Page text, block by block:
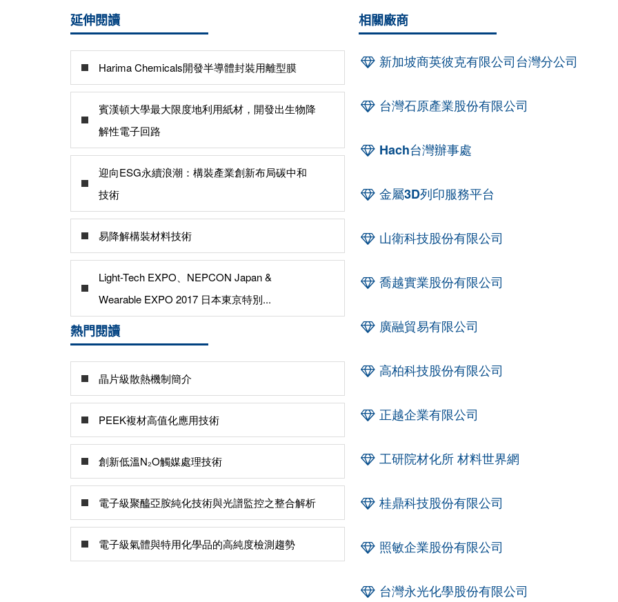
延伸閱讀
Harima Chemicals開發半導體封裝用離型膜
賓漢頓大學最大限度地利用紙材，開發出生物降
解性電子回路
迎向ESG永續浪潮：構裝產業創新布局碳中和
技術
易降解構裝材料技術
Light-Tech EXPO、NEPCON Japan &
Wearable EXPO 2017 日本東京特別...
熱門閱讀
晶片級散熱機制簡介
PEEK複材高值化應用技術
創新低溫N₂O觸媒處理技術
電子級聚醯亞胺純化技術與光譜監控之整合解析
電子級氣體與特用化學品的高純度檢測趨勢
相關廠商
新加坡商英彼克有限公司台灣分公司
台灣石原產業股份有限公司
Hach台灣辦事處
金屬3D列印服務平台
山衛科技股份有限公司
喬越實業股份有限公司
廣融貿易有限公司
高柏科技股份有限公司
正越企業有限公司
工研院材化所 材料世界網
桂鼎科技股份有限公司
照敏企業股份有限公司
台灣永光化學股份有限公司